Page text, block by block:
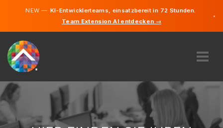
NEW —KI-Entwicklerteams, einsatzbereit in 72 Stunden.
Team Extension AI entdecken →
×
ÜBER UNS
EXPERTISE
WIE FUNKTIONIERT ES?
Englisch